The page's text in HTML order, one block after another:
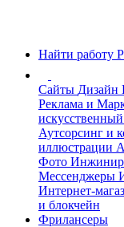
Найти работу
Сайты Дизайн
Реклама и
Аутсорсинг и
иллюстрации
Фото
Мессенджеры
Интернет-
и блокчейн
Фрилансеры